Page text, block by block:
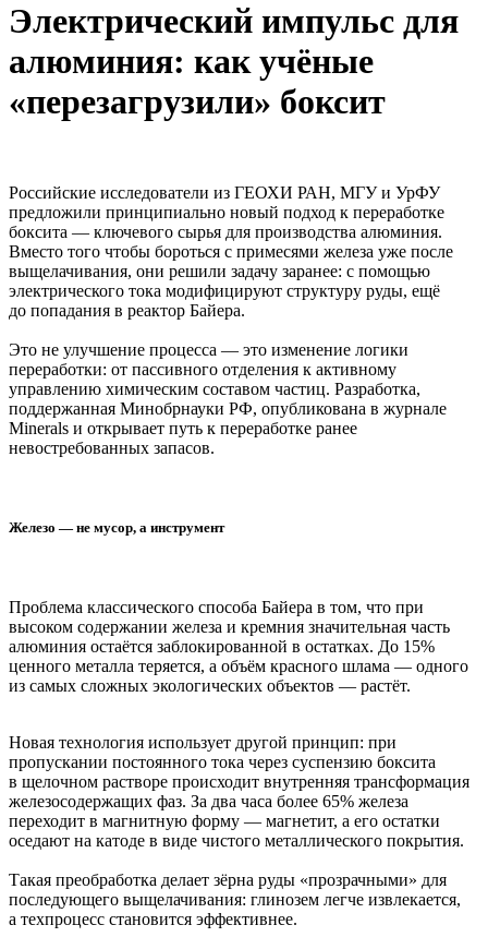
Электрический импульс для
алюминия: как учёные
«перезагрузили» боксит
Российские исследователи из ГЕОХИ РАН, МГУ и УрФУ
предложили принципиально новый подход к переработке
боксита — ключевого сырья для производства алюминия.
Вместо того чтобы бороться с примесями железа уже после
выщелачивания, они решили задачу заранее: с помощью
электрического тока модифицируют структуру руды, ещё
до попадания в реактор Байера.
Это не улучшение процесса — это изменение логики
переработки: от пассивного отделения к активному
управлению химическим составом частиц. Разработка,
поддержанная Минобрнауки РФ, опубликована в журнале
Minerals и открывает путь к переработке ранее
невостребованных запасов.
Железо — не мусор, а инструмент
Проблема классического способа Байера в том, что при
высоком содержании железа и кремния значительная часть
алюминия остаётся заблокированной в остатках. До 15%
ценного металла теряется, а объём красного шлама — одного
из самых сложных экологических объектов — растёт.
Новая технология использует другой принцип: при
пропускании постоянного тока через суспензию боксита
в щелочном растворе происходит внутренняя трансформация
железосодержащих фаз. За два часа более 65% железа
переходит в магнитную форму — магнетит, а его остатки
оседают на катоде в виде чистого металлического покрытия.
Такая преобработка делает зёрна руды «прозрачными» для
последующего выщелачивания: глинозем легче извлекается,
а техпроцесс становится эффективнее.